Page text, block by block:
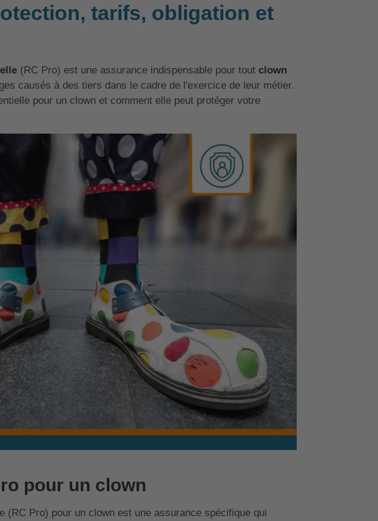
tarifs, obligation et
(RC Pro) est une assurance indispensable pour tout clown
causés à des tiers dans le cadre de l'exercice de leur métier.
pour un clown et comment elle peut protéger votre
pour un clown
(RC Pro) pour un clown est une assurance spécifique qui